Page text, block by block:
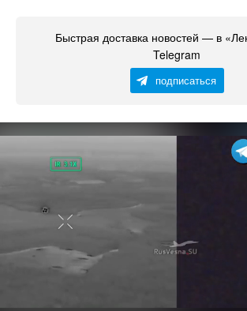
Быстрая доставка новостей — в
Telegram
подписаться